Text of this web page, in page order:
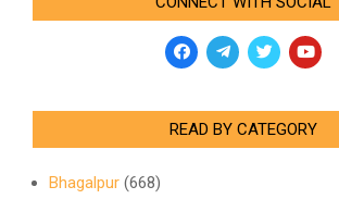
READ BY CATEGORY
Bhagalpur (668)